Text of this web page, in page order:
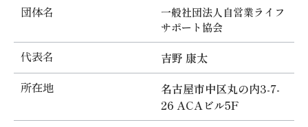
団体名
一般社団法人自営業ライフ
サポート協会
代表名 吉野 康太
所在地
名古屋市中区丸の内3-7-
26 ACAビル5F